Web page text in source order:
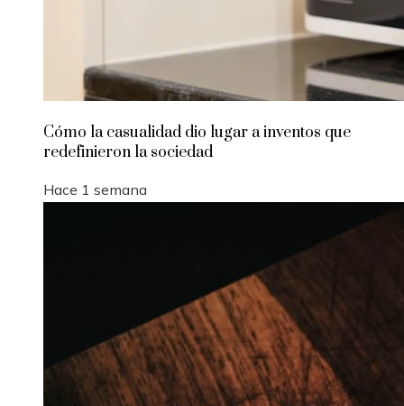
Cómo la casualidad dio lugar a inventos que
redefinieron la sociedad
Hace 1 semana